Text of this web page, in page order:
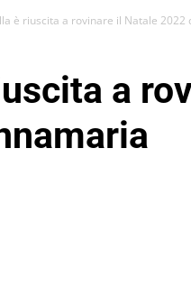
è riuscita a rovinare il Natale 2022
a